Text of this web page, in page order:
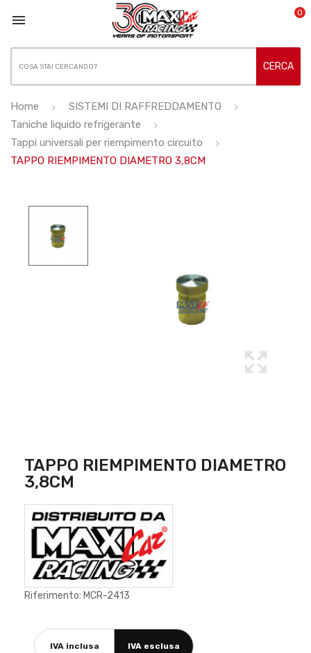
 0
CERCA
Home
SISTEMI DI RAFFREDDAMENTO
Taniche liquido refrigerante
Tappi universali per riempimento circuito
TAPPO RIEMPIMENTO DIAMETRO 3,8CM
TAPPO RIEMPIMENTO DIAMETRO
3,8CM
Riferimento: MCR-2413
IVA inclusa IVA esclusa